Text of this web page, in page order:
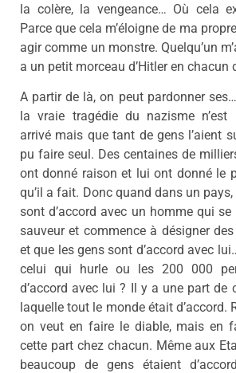
la colère, la vengeance… Où cela
Parce que cela m’éloigne de ma
agir comme un monstre. Quelqu’un
a un petit morceau d’Hitler en chacun
A partir de là, on peut pardonner
la vraie tragédie du nazisme n’est
arrivé mais que tant de gens l’aient
pu faire seul. Des centaines de
ont donné raison et lui ont donné le
qu’il a fait. Donc quand dans un
sont d’accord avec un homme qui
sauveur et commence à désigner
et que les gens sont d’accord avec
celui qui hurle ou les 200 000
d’accord avec lui ? Il y a une part de
laquelle tout le monde était d’accord.
on veut en faire le diable, mais en
cette part chez chacun. Même aux
beaucoup de gens étaient